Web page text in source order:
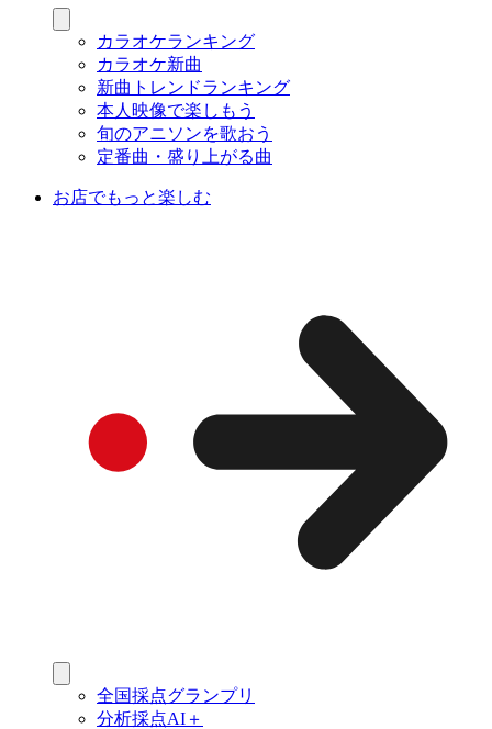
カラオケランキング
カラオケ新曲
新曲トレンドランキング
本人映像で楽しもう
旬のアニソンを歌おう
定番曲・盛り上がる曲
お店でもっと楽しむ
全国採点グランプリ
分析採点AI＋